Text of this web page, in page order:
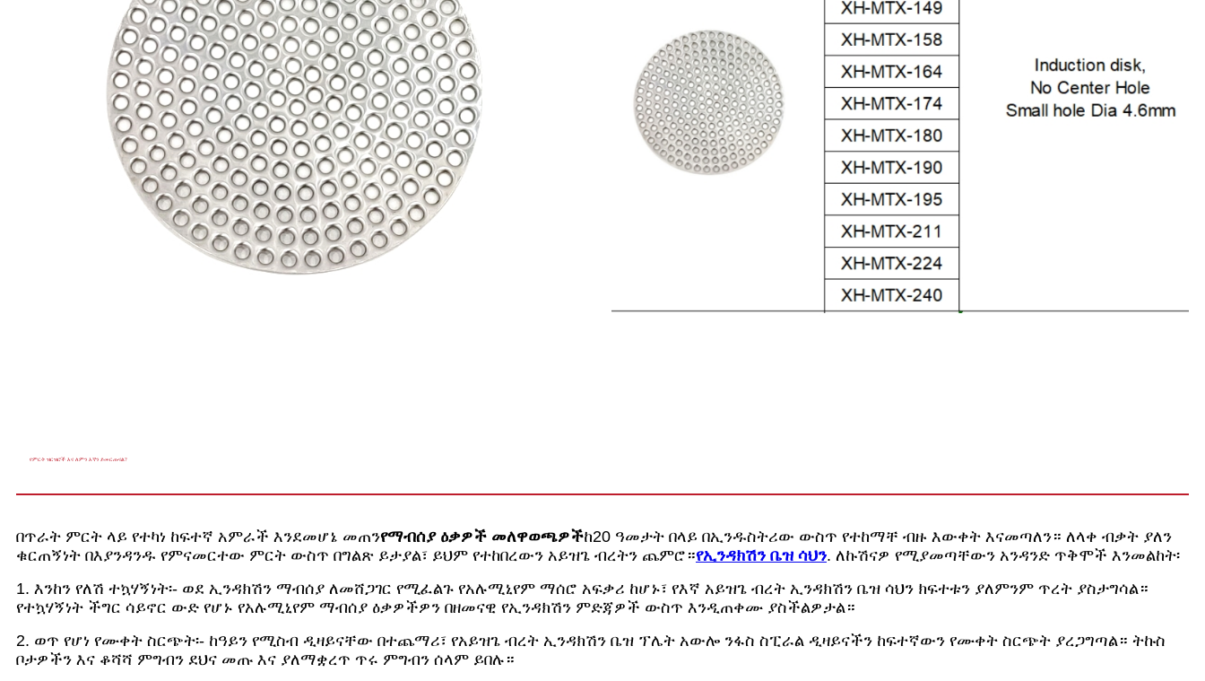
የምርት ዝርዝሮች እና ለምን እኛን ይመርጡናል?
በጥራት ምርት ላይ የተካነ ከፍተኛ አምራች እንደመሆኔ መጠንየማብሰያ ዕቃዎች መለዋወጫዎችከ20 ዓመታት በላይ በኢንዱስትሪው ውስጥ የተከማቸ ብዙ እውቀት እናመጣለን። ለላቀ ብቃት ያለን
ቁርጠኝነት በእያንዳንዱ የምናመርተው ምርት ውስጥ በግልጽ ይታያል፣ ይህም የተከበረውን አይዝጌ ብረትን ጨምሮ።የኢንዳክሽን ቤዝ ሳህን. ለኩሽናዎ የሚያመጣቸውን አንዳንድ ጥቅሞች እንመልከት፡
1. እንከን የለሽ ተኳሃኝነት፡- ወደ ኢንዳክሽን ማብሰያ ለመሸጋገር የሚፈልጉ የአሉሚኒየም ማሰሮ አፍቃሪ ከሆኑ፣ የእኛ አይዝጌ ብረት ኢንዳክሽን ቤዝ ሳህን ክፍተቱን ያለምንም ጥረት ያስታግሳል።
የተኳሃኝነት ችግር ሳይኖር ውድ የሆኑ የአሉሚኒየም ማብሰያ ዕቃዎችዎን በዘመናዊ የኢንዳክሽን ምድጃዎች ውስጥ እንዲጠቀሙ ያስችልዎታል።
2. ወጥ የሆነ የሙቀት ስርጭት፡- ከዓይን የሚስብ ዲዛይናቸው በተጨማሪ፣ የአይዝጌ ብረት ኢንዳክሽን ቤዝ ፕሌት አውሎ ንፋስ ስፒራል ዲዛይናችን ከፍተኛውን የሙቀት ስርጭት ያረጋግጣል። ትኩስ
ቦታዎችን እና ቆሻሻ ምግብን ደህና መጡ እና ያለማቋረጥ ጥሩ ምግብን ሰላም ይበሉ።